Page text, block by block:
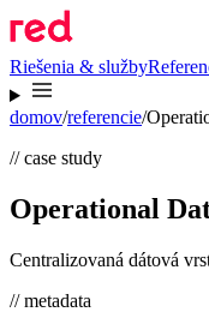
Riešenia & služby
domov/referencie/
// case study
Operational
Centralizovaná dátová
// metadata